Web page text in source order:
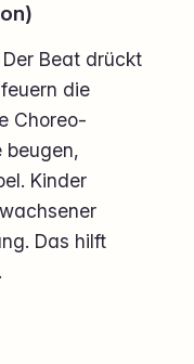
Beat drückt
die
Choreo-
beugen,
Kinder
Das hilft